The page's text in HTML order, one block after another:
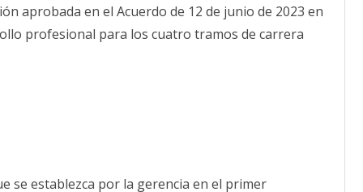
aprobada en el Acuerdo de 12 de junio de 2023 en
profesional para los cuatro tramos de carrera
se establezca por la gerencia en el primer